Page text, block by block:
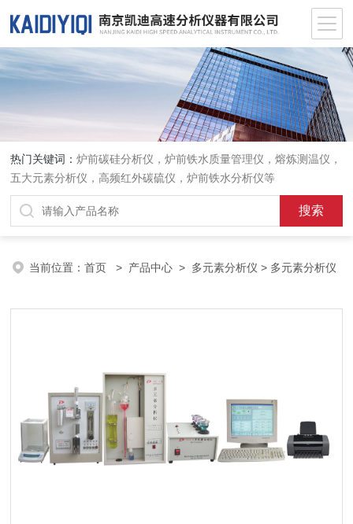
热门关键词：炉前碳硅分析仪，炉前铁水质量管理仪，熔炼测温仪，
五大元素分析仪，高频红外碳硫仪，炉前铁水分析仪等
当前位置：首页 > 产品中心 > 多元素分析仪 > 多元素分析仪